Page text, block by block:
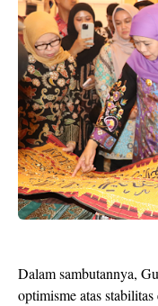
Dalam sambutannya,
optimisme atas